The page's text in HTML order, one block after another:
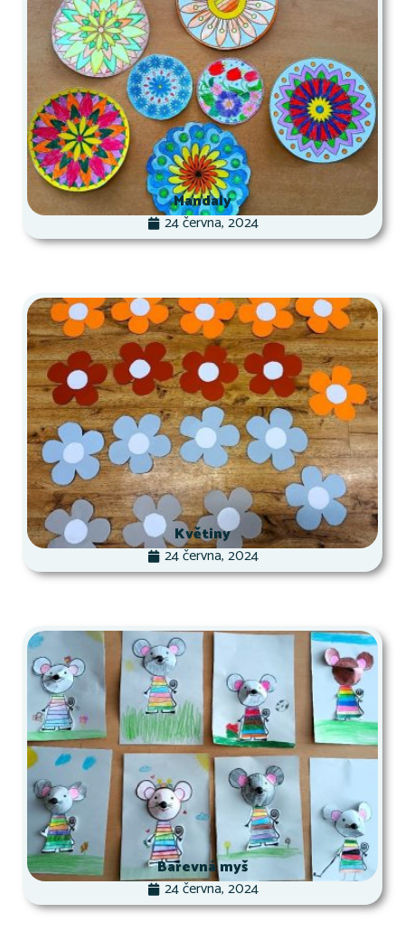
Mandaly
24 června, 2024
Květiny
24 června, 2024
Barevná myš
24 června, 2024